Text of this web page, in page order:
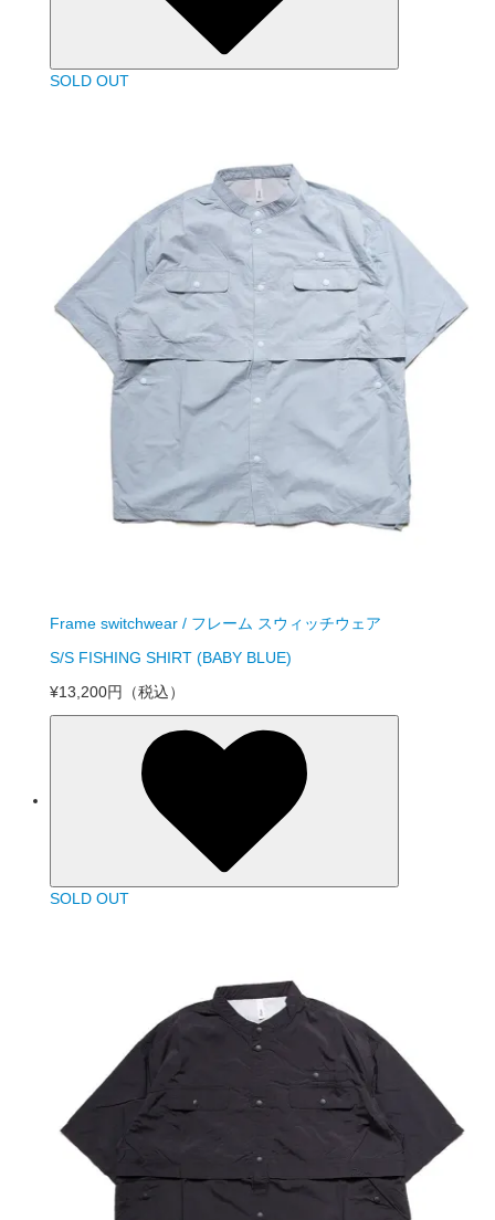
SOLD OUT
Frame switchwear / フレーム スウィッチウェア
S/S FISHING SHIRT (BABY BLUE)
¥13,200円
（税込）
SOLD OUT